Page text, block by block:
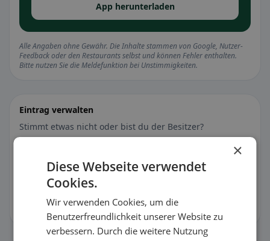
App herunterladen
Alle Angaben ohne Gewähr. Die Inhalte stammen von Google, Nutzer-
Feedback oder den Restaurants selbst und können Fehler enthalten.
Bitte nutzen Sie die Meldefunktion bei Unstimmigkeiten.
Eintrag verwalten
Stimmt etwas nicht oder bist du der Besitzer?
🏪 Eintrag kostenlos übernehmen
Damit kannst du Öffnungszeiten, Speisekarte & Infos pflegen.
×
Diese Webseite verwendet
Cookies.
Wir verwenden Cookies, um die
Benutzerfreundlichkeit unserer Website zu
verbessern. Durch die weitere Nutzung